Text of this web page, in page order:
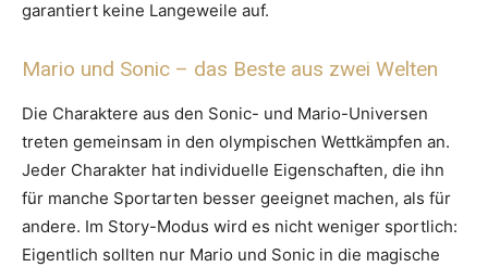
garantiert keine Langeweile auf.
Mario und Sonic – das Beste aus zwei Welten
Die Charaktere aus den Sonic- und Mario-Universen
treten gemeinsam in den olympischen Wettkämpfen an.
Jeder Charakter hat individuelle Eigenschaften, die ihn
für manche Sportarten besser geeignet machen, als für
andere. Im Story-Modus wird es nicht weniger sportlich:
Eigentlich sollten nur Mario und Sonic in die magische